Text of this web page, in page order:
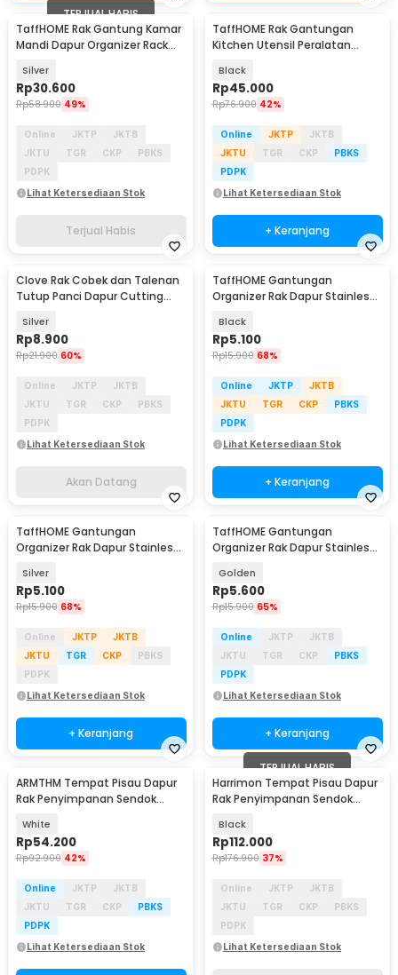
TERJUAL HABIS
TaffHOME Rak Gantung Kamar
Mandi Dapur Organizer Rack
Silver
Rp30.600
Rp58.900 49%
Online JKTP
JKTB
JKTU
TGR CKP
PBKS
PDPK
Lihat Ketersediaan Stok
Terjual Habis
TaffHOME Rak Gantungan
Kitchen Utensil Peralatan
Black
Rp45.000
Rp76.900 42%
Online JKTP
JKTB
JKTU
TGR CKP
PBKS
PDPK
Lihat Ketersediaan Stok
+ Keranjang
Akan Datang
Clove Rak Cobek dan Talenan
Tutup Panci Dapur Cutting
Silver
Rp8.900
Rp21.900 60%
Online JKTP
JKTB
JKTU
TGR CKP
PBKS
PDPK
Lihat Ketersediaan Stok
Akan Datang
TaffHOME Gantungan
Organizer Rak Dapur Stainless
Black
Rp5.100
Rp15.900 68%
Online JKTP
JKTB
JKTU
TGR CKP
PBKS
PDPK
Lihat Ketersediaan Stok
+ Keranjang
TaffHOME Gantungan
Organizer Rak Dapur Stainless
Silver
Rp5.100
Rp15.900 68%
Online JKTP
JKTB
JKTU
TGR CKP
PBKS
PDPK
Lihat Ketersediaan Stok
+ Keranjang
TaffHOME Gantungan
Organizer Rak Dapur Stainless
Golden
Rp5.600
Rp15.900 65%
Online JKTP
JKTB
JKTU
TGR CKP
PBKS
PDPK
Lihat Ketersediaan Stok
+ Keranjang
ARMTHM Tempat Pisau Dapur
Rak Penyimpanan Sendok
White
Rp54.200
Rp92.900 42%
Online JKTP
JKTB
JKTU
TGR CKP
PBKS
PDPK
Lihat Ketersediaan Stok
TERJUAL HABIS
Harrimon Tempat Pisau Dapur
Rak Penyimpanan Sendok
Black
Rp112.000
Rp176.900 37%
Online JKTP
JKTB
JKTU
TGR CKP
PBKS
PDPK
Lihat Ketersediaan Stok